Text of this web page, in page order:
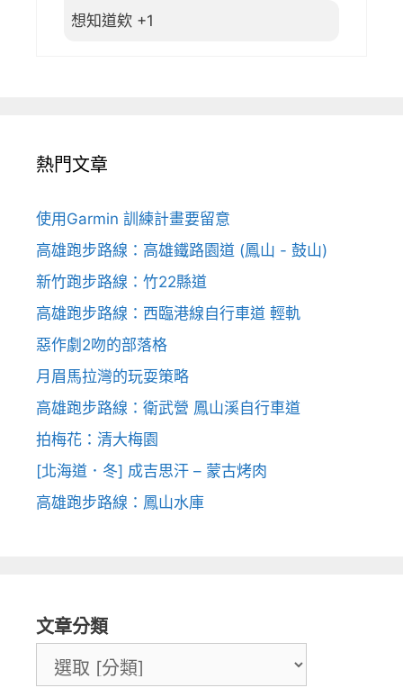
想知道欸 +1
熱門文章
使用Garmin 訓練計畫要留意
高雄跑步路線：高雄鐵路園道 (鳳山 - 鼓山)
新竹跑步路線：竹22縣道
高雄跑步路線：西臨港線自行車道 輕軌
惡作劇2吻的部落格
月眉馬拉灣的玩耍策略
高雄跑步路線：衛武營 鳳山溪自行車道
拍梅花：清大梅園
[北海道．冬] 成吉思汗 – 蒙古烤肉
高雄跑步路線：鳳山水庫
文章分類